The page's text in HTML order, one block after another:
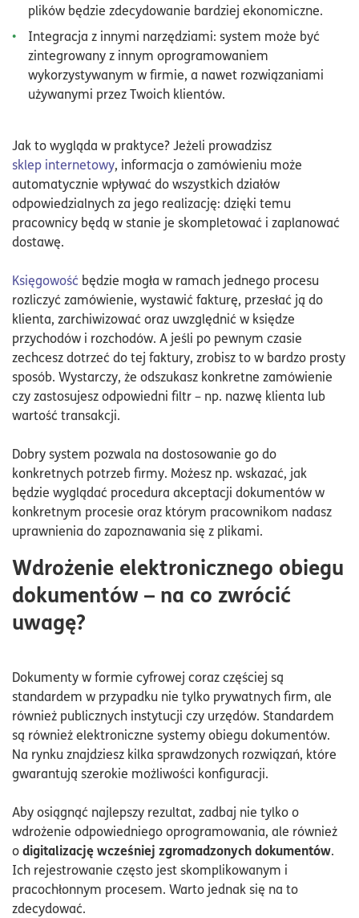
plików będzie zdecydowanie bardziej ekonomiczne.
Integracja z innymi narzędziami: system może być
zintegrowany z innym oprogramowaniem
wykorzystywanym w firmie, a nawet rozwiązaniami
używanymi przez Twoich klientów.
Jak to wygląda w praktyce? Jeżeli prowadzisz
sklep internetowy, informacja o zamówieniu może
automatycznie wpływać do wszystkich działów
odpowiedzialnych za jego realizację: dzięki temu
pracownicy będą w stanie je skompletować i zaplanować
dostawę.
Księgowość będzie mogła w ramach jednego procesu
rozliczyć zamówienie, wystawić fakturę, przesłać ją do
klienta, zarchiwizować oraz uwzględnić w księdze
przychodów i rozchodów. A jeśli po pewnym czasie
zechcesz dotrzeć do tej faktury, zrobisz to w bardzo prosty
sposób. Wystarczy, że odszukasz konkretne zamówienie
czy zastosujesz odpowiedni filtr – np. nazwę klienta lub
wartość transakcji.
Dobry system pozwala na dostosowanie go do
konkretnych potrzeb firmy. Możesz np. wskazać, jak
będzie wyglądać procedura akceptacji dokumentów w
konkretnym procesie oraz którym pracownikom nadasz
uprawnienia do zapoznawania się z plikami.
Wdrożenie elektronicznego obiegu
dokumentów – na co zwrócić
uwagę?
Dokumenty w formie cyfrowej coraz częściej są
standardem w przypadku nie tylko prywatnych firm, ale
również publicznych instytucji czy urzędów. Standardem
są również elektroniczne systemy obiegu dokumentów.
Na rynku znajdziesz kilka sprawdzonych rozwiązań, które
gwarantują szerokie możliwości konfiguracji.
Aby osiągnąć najlepszy rezultat, zadbaj nie tylko o
wdrożenie odpowiedniego oprogramowania, ale również
odigitalizację wcześniej zgromadzonych dokumentów.
Ich rejestrowanie często jest skomplikowanym i
pracochłonnym procesem. Warto jednak się na to
zdecydować.